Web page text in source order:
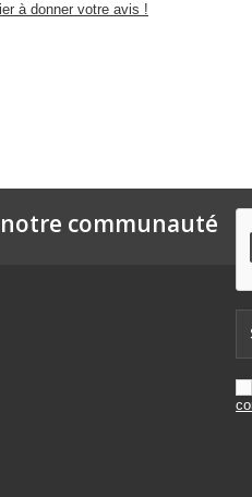
à donner votre avis !
communauté